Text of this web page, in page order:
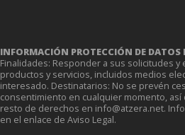
INFORMACIÓN PROTECCIÓN DE DATOS
Finalidades: Responder a sus solicitudes
productos y servicios, incluidos medios
interesado. Destinatarios: No se prevén
consentimiento en cualquier momento,
resto de derechos en info@atzera.net.
en el enlace de Aviso Legal.